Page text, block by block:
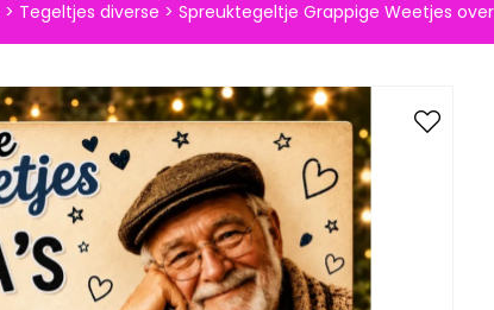
> Tegeltjes diverse > Spreuktegeltje Grappige Weetjes